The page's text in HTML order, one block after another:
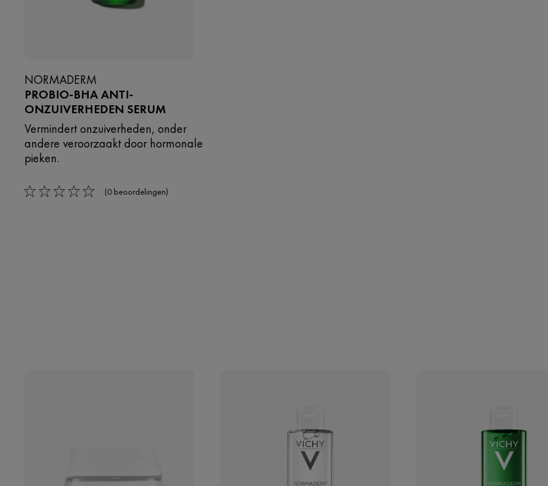
NORMADERM
PROBIO-BHA ANTI-
ONZUIVERHEDEN SERUM
Vermindert onzuiverheden, onder
andere veroorzaakt door hormonale
pieken.
0/5 (0 beoordelingen)